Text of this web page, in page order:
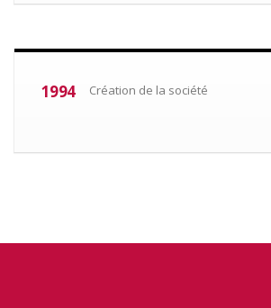
1994 Création de la société